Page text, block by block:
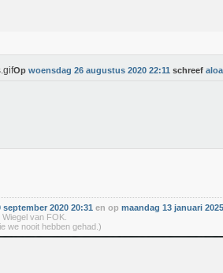
Op woensdag 26 augustus 2020 22:11 schreef aloa
2020 20:31 en op maandag 13 januari
van FOK.
we nooit hebben gehad.)